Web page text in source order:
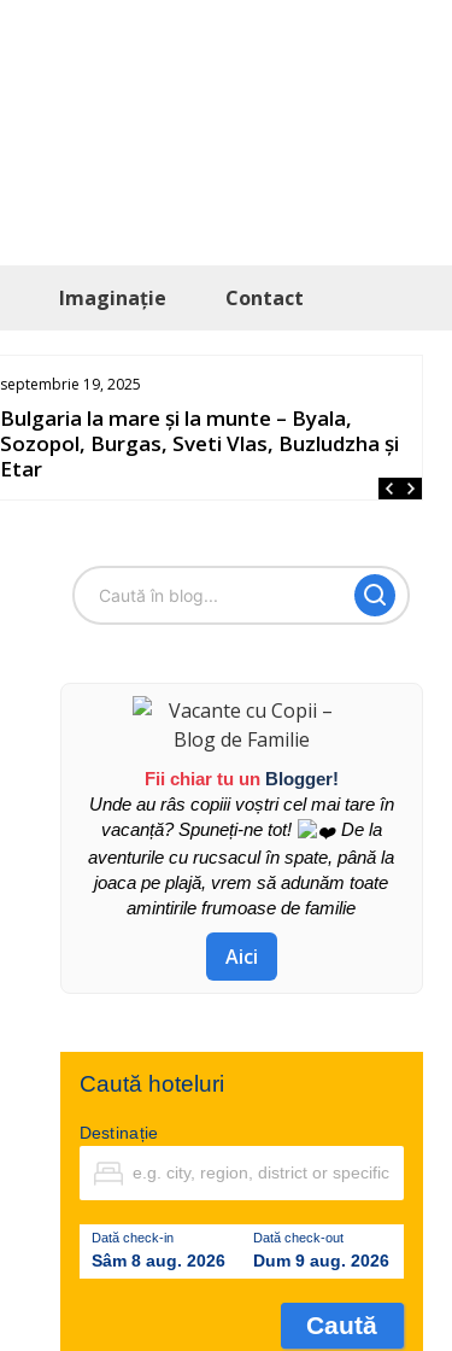
Imaginație Contact
septembrie 19, 2025
Bulgaria la mare și la munte – Byala,
Sozopol, Burgas, Sveti Vlas, Buzludzha și
Etar
Fii chiar tu un Blogger!
Unde au râs copiii voștri cel mai tare în
vacanță? Spuneți-ne tot!
De la
aventurile cu rucsacul în spate, până la
joaca pe plajă, vrem să adunăm toate
amintirile frumoase de familie
Aici
Caută hoteluri
Destinație
Dată check-in
Sâm 8 aug. 2026
Dată check-out
Dum 9 aug. 2026